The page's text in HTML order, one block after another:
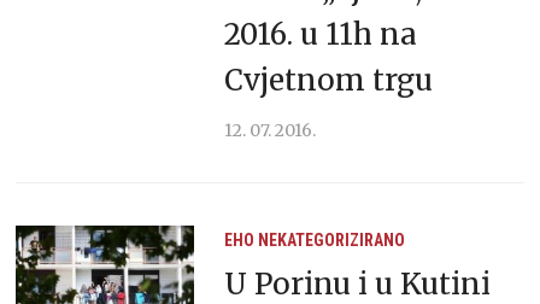
2016. u 11h na
Cvjetnom trgu
12. 07. 2016.
EHO NEKATEGORIZIRANO
U Porinu i u Kutini